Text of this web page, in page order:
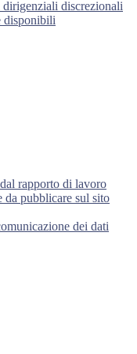
discrezionali
disponibili
rapporto di lavoro
da pubblicare sul sito
dei dati